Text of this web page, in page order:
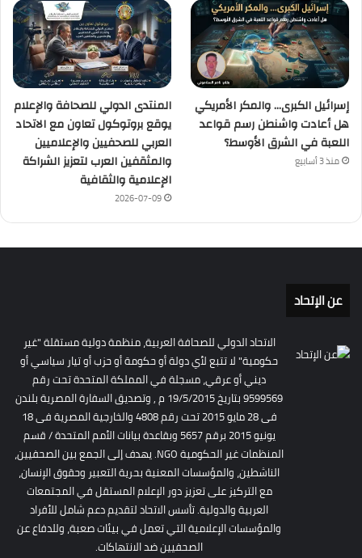
إسرائيل الكبرى… والمكر الأمريكي
هل أعادت واشنطن رسم قواعد
اللعبة في الشرق الأوسط؟
منذ 3 أسابيع
المنتدى الدولي للصحافة والإعلام
يوقع بروتوكول تعاون مع الاتحاد
العربي للصحفيين والإعلاميين
والمثقفين العرب لتعزيز الشراكة
الإعلامية والثقافية
2026-07-09
عن الإتحاد
الاتحاد الدولي للصحافة العربية، منظمة دولية مستقلة "غير
حكومية" لا تتبع لأي دولة أو حكومة أو حزب أو تيار سياسي أو
ديني أو عرقي، مسجلة في المملكة المتحدة تحت رقم
9599569 بتاريخ 19/5/2015 م , وتصديق السفارة المصرية بلندن
فى 28 مايو 2015 تحت رقم 4808 والخارجية المصرية فى 18
يونيو 2015 برقم 5657 وبقاعدة بيانات الأمم المتحدة / قسم
المنظمات غير الحكومية NGO. يهدف إلى الجمع بين الصحفيين،
الناشطين، والمؤسسات المعنية بحرية التعبير وحقوق الإنسان،
مع التركيز على تعزيز دور الإعلام المستقل في المجتمعات
العربية والدولية. تأسس الاتحاد لتقديم دعم شامل للأفراد
والمؤسسات الإعلامية التي تعمل في بيئات صعبة، وللدفاع عن
الصحفيين ضد الانتهاكات.